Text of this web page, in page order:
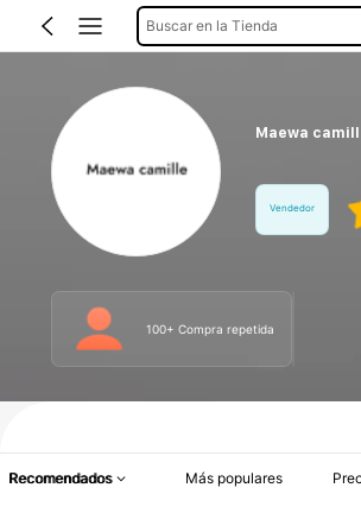
Buscar en la Tienda
Maewa
Vendedor
100+ Compra repetida
Información del producto: Divulgación de precios,
Recomendados Más populares